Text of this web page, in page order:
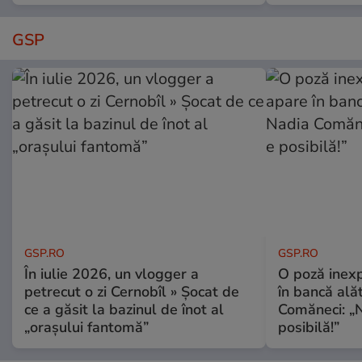
GSP
GSP.RO
În iulie 2026, un vlogger a
petrecut o zi Cernobîl » Șocat de
ce a găsit la bazinul de înot al
„orașului fantomă”
GSP.RO
O poză
în bancă
Comăneci:
posibilă!”